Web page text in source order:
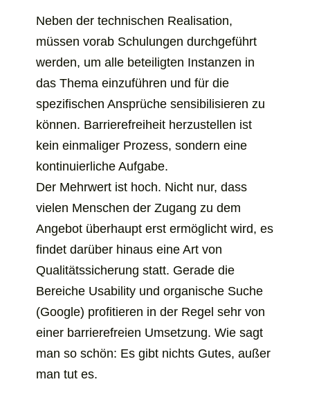
Neben der technischen Realisation,
müssen vorab Schulungen durchgeführt
werden, um alle beteiligten Instanzen in
das Thema einzuführen und für die
spezifischen Ansprüche sensibilisieren zu
können. Barrierefreiheit herzustellen ist
kein einmaliger Prozess, sondern eine
kontinuierliche Aufgabe.
Der Mehrwert ist hoch. Nicht nur, dass
vielen Menschen der Zugang zu dem
Angebot überhaupt erst ermöglicht wird, es
findet darüber hinaus eine Art von
Qualitätssicherung statt. Gerade die
Bereiche Usability und organische Suche
(Google) profitieren in der Regel sehr von
einer barrierefreien Umsetzung. Wie sagt
man so schön: Es gibt nichts Gutes, außer
man tut es.